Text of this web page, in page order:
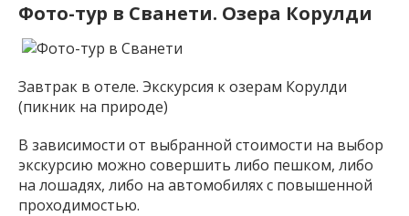
Фото-тур в Сванети. Озера Корулди
Завтрак в отеле. Экскурсия к озерам Корулди
(пикник на природе)
В зависимости от выбранной стоимости на выбор
экскурсию можно совершить либо пешком, либо
на лошадях, либо на автомобилях с повышенной
проходимостью.